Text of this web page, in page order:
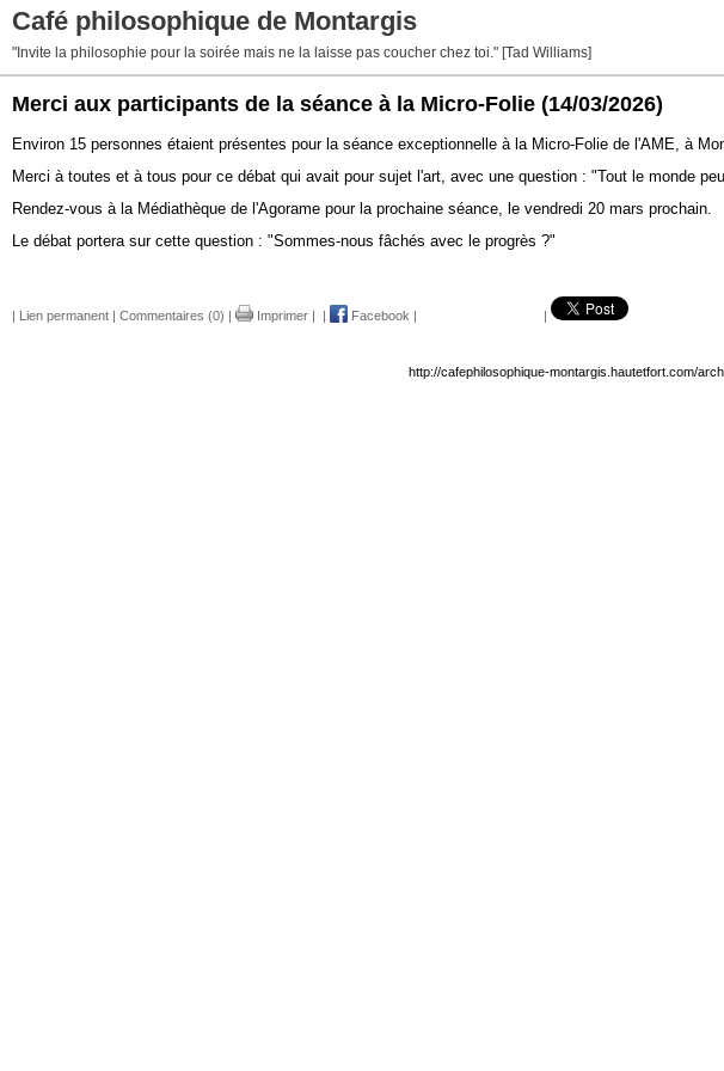
Café philosophique de Montargis
"Invite la philosophie pour la soirée mais ne la laisse pas coucher chez toi." [Tad Williams]
Merci aux participants de la séance à la Micro-Folie (14/03/2026)
Environ 15 personnes étaient présentes pour la séance exceptionnelle à la Micro-Folie de l'AME, à
Merci à toutes et à tous pour ce débat qui avait pour sujet l'art, avec une question : "Tout le monde
Rendez-vous à la Médiathèque de l'Agorame pour la prochaine séance, le vendredi 20 mars prochain.
Le débat portera sur cette question : "Sommes-nous fâchés avec le progrès ?"
| Lien permanent | Commentaires (0) | Imprimer | | Facebook | |
http://cafephilosophique-montargis.hautetfort.com/